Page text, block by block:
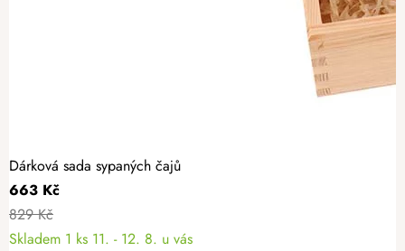
Dárková sada sypaných čajů
663 Kč
829 Kč
Skladem 1 ks 11. - 12. 8. u vás